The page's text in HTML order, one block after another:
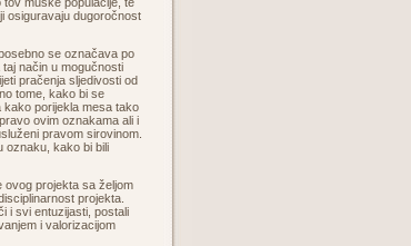
osiguravaju dugoročnost
se označava po
način u mogučnosti
pračenja sljedivosti od
tome, kako bi se
kako porijekla mesa tako
ovim oznakama ali i
pravom sirovinom.
oznaku, kako bi bili
ovog projekta sa željom
projekta.
i svi entuzijasti, postali
i valorizacijom